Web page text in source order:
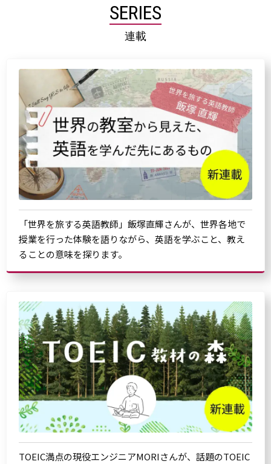
SERIES
連載
「世界を旅する英語教師」飯塚直輝さんが、世界各地で
授業を行った体験を語りながら、英語を学ぶこと、教え
ることの意味を探ります。
TOEIC満点の現役エンジニアMORIさんが、話題のTOEIC